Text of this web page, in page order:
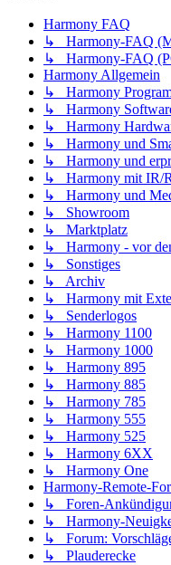
Harmony FAQ
↳ Harmony-FAQ
↳ Harmony-FAQ
Harmony Allgemein
↳ Harmony
↳ Harmony
↳ Harmony
↳ Harmony und
↳ Harmony und
↳ Harmony mit IR/
↳ Harmony und
↳ Showroom
↳ Marktplatz
↳ Harmony - vor
↳ Sonstiges
↳ Archiv
↳ Harmony mit
↳ Senderlogos
↳ Harmony 1100
↳ Harmony 1000
↳ Harmony 895
↳ Harmony 885
↳ Harmony 785
↳ Harmony 555
↳ Harmony 525
↳ Harmony 6XX
↳ Harmony One
Harmony-Remote-
↳ Foren-
↳ Harmony-
↳ Forum:
↳ Plauderecke